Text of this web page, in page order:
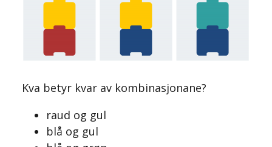
Kva betyr kvar av kombinasjonane?
raud og gul
blå og gul